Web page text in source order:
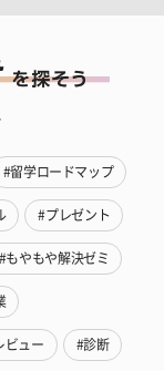
#留学ロードマップ
#プレゼント
#もやもや解決ゼミ
ビュー #診断